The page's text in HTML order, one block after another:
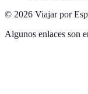
© 2026 Viajar por
Algunos enlaces son